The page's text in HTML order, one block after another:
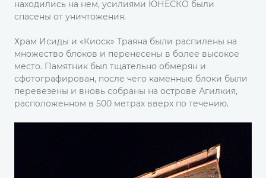
находились на нем, усилиями ЮНЕСКО были
спасены от уничтожения.
Храм Исиды и «Киоск» Траяна были распилены на
множество блоков и перенесены в более высокое
место. Памятник был тщательно обмерян и
сфотографирован, после чего каменные блоки были
перевезены и вновь собраны на острове Агилкия,
расположенном в 500 метрах вверх по течению.